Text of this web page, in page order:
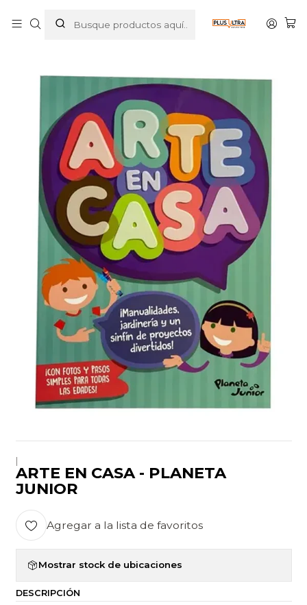
ARTE EN CASA - PLANETA JUNIOR
|
ARTE EN CASA - PLANETA
JUNIOR
Agregar a la lista de favoritos
Mostrar stock de ubicaciones
DESCRIPCIÓN